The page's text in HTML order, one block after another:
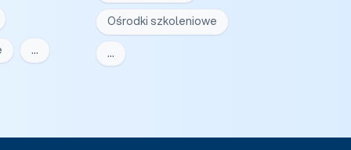
…
Ośrodki szkoleniowe
…